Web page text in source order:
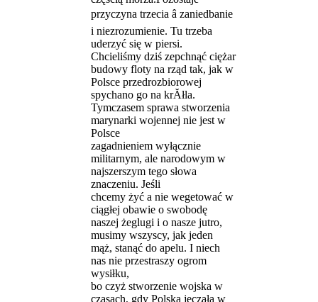
przyczyna trzecia â zaniedbanie
i niezrozumienie. Tu trzeba
uderzyć się w piersi.
Chcieliśmy dziś zepchnąć ciężar
budowy floty na rząd tak, jak w
Polsce przedrozbiorowej
spychano go na krĂłla.
Tymczasem sprawa stworzenia
marynarki wojennej nie jest w
Polsce
zagadnieniem wyłącznie
militarnym, ale narodowym w
najszerszym tego słowa
znaczeniu. Jeśli
chcemy żyć a nie wegetować w
ciągłej obawie o swobodę
naszej żeglugi i o nasze jutro,
musimy wszyscy, jak jeden
mąż, stanąć do apelu. I niech
nas nie przestraszy ogrom
wysiłku,
bo czyż stworzenie wojska w
czasach, gdy Polska jęczała w